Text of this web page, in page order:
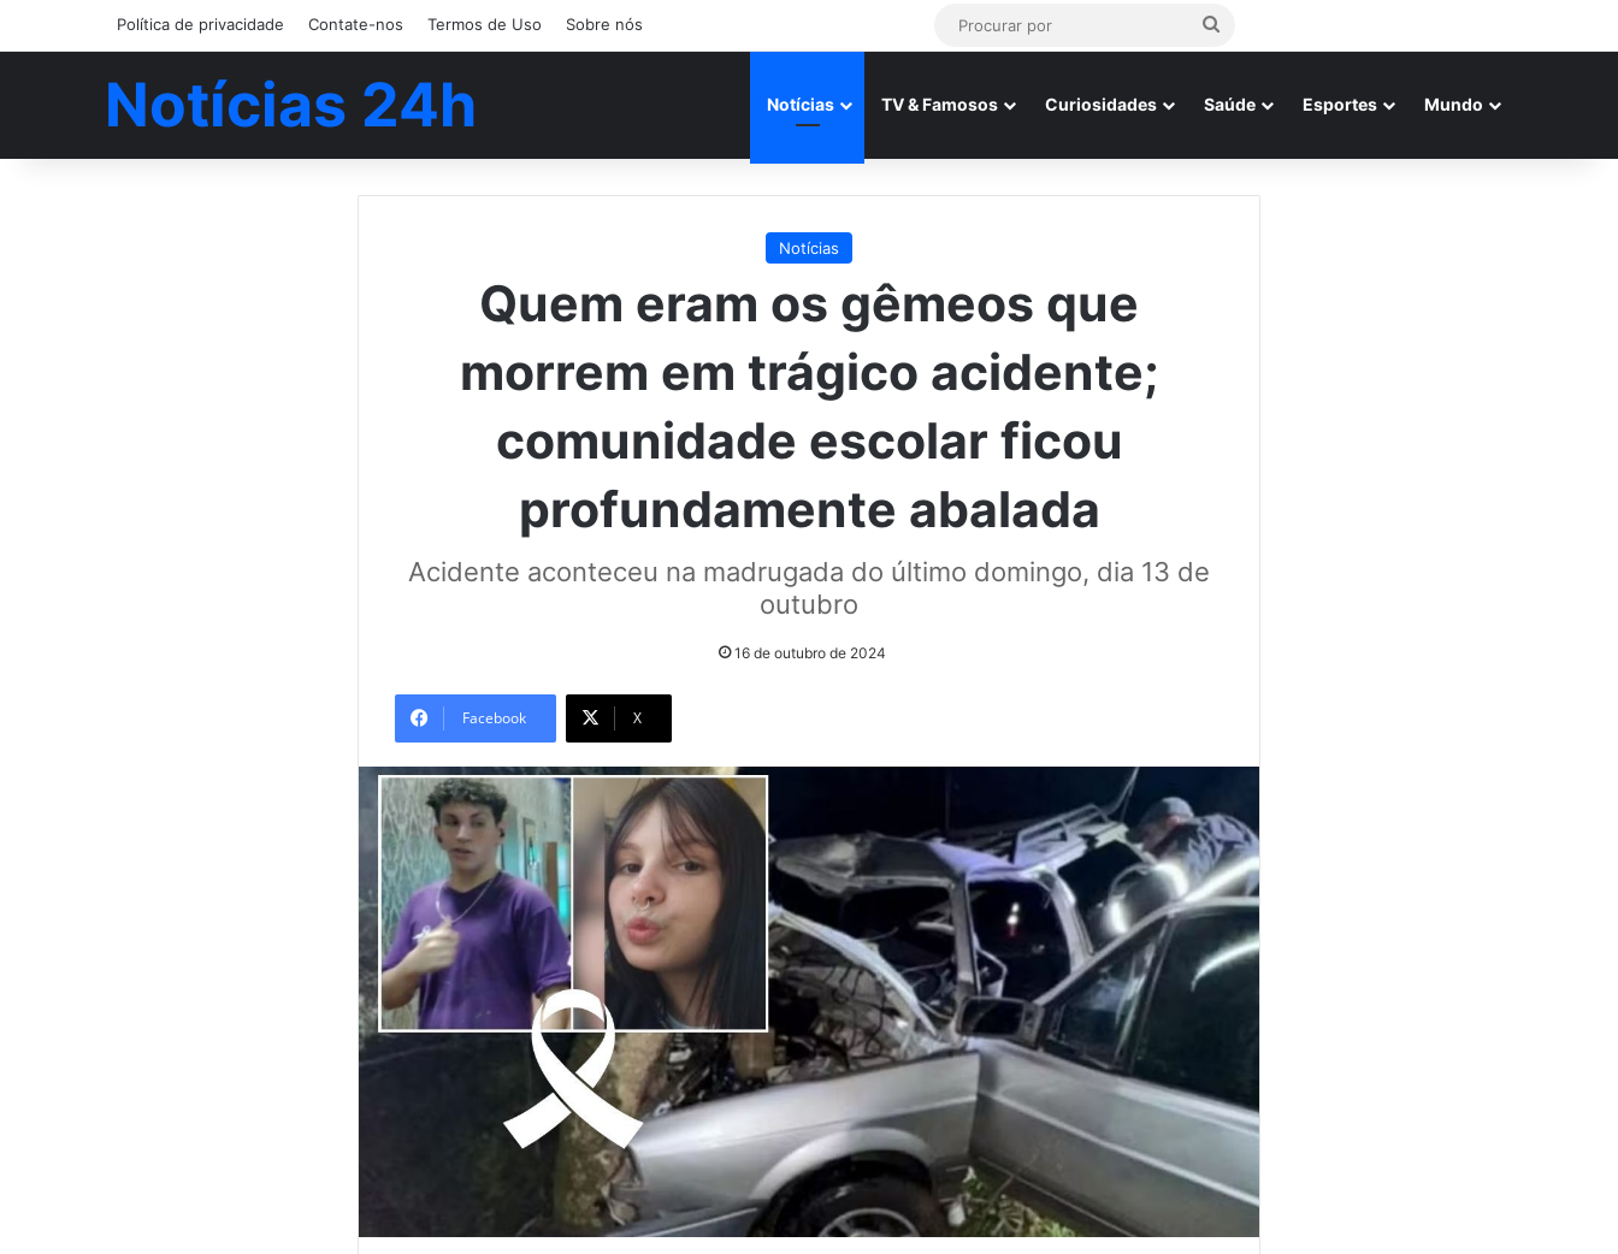
Política de privacidade Contate-nos Termos de Uso Sobre nós
Procurar
Notícias 24h Notícias TV & Famosos Curiosidades Saúde Esportes Mundo
Notícias
Quem eram os gêmeos que
morrem em trágico acidente;
comunidade escolar ficou
profundamente abalada
Acidente aconteceu na madrugada do último domingo, dia 13 de
outubro
16 de outubro de 2024
Facebook X